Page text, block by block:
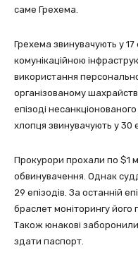
саме Грехема.
Грехема звинувачують у
комунікаційною
використання
організованому
епізоді
хлопця звинувачують у 30
Прокурори прохали по $1
обвинувачення. Однак
29 епізодів. За останній
браслет моніторингу
Також юнакові заборонили
здати паспорт.